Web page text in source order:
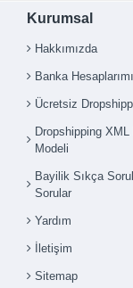
Kurumsal
Hakkımızda
Banka
Ücretsiz
Dropshipping
Modeli
Bayilik Sıkça
Sorular
Yardım
İletişim
Sitemap